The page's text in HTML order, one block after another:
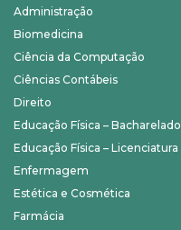
Administração
Biomedicina
Ciência da Computação
Ciências Contábeis
Direito
Educação Física – Bacharelado
Educação Física – Licenciatura
Enfermagem
Estética e Cosmética
Farmácia